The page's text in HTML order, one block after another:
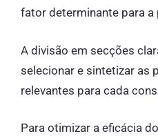
fator determinante para
A divisão em secções
selecionar e sintetizar as
relevantes para cada
Para otimizar a eficácia